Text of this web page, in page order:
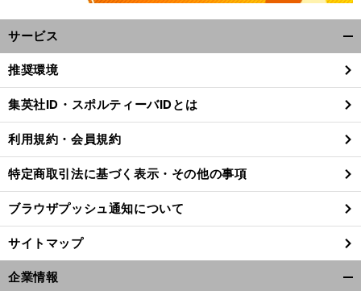
サービス
閉
る
推奨環境
集英社ID・スポルティーバIDとは
利用規約・会員規約
特定商取引法に基づく表示・その他の事項
ブラウザプッシュ通知について
サイトマップ
企業情報